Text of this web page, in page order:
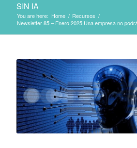
SIN IA
You are here: Home / Recursos /
Newsletter 85 – Enero 2025 Una empresa no podrá